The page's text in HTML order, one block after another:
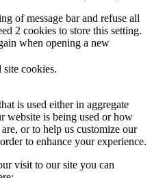
of message bar and refuse all
2 cookies to store this setting.
when opening a new
site cookies.
is used either in aggregate
website is being used or how
or to help us customize our
to enhance your experience.
visit to our site you can